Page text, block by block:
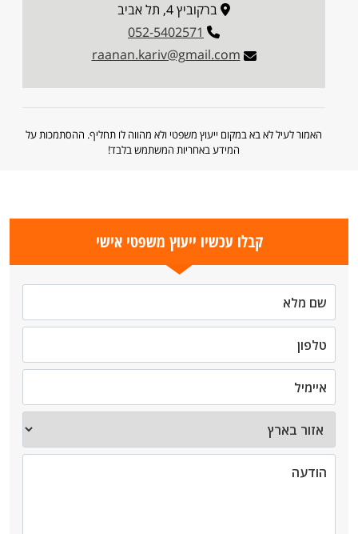
ברקוביץ 4, תל אביב
052-5402571
raanan.kariv@gmail.com
האמור לעיל לא בא במקום ייעוץ משפטי ולא מהווה לו תחליף. ההסתמכות על
המידע באחריות המשתמש בלבד!
קבלו עכשיו ייעוץ משפטי אישי